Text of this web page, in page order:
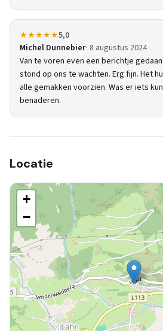
★★★★★5,0
Michel Dunnebier 8 augustus 2024
Van te voren even een berichtje
stond op ons te wachten. Erg fijn. Het
alle gemakken voorzien. Was er iets
benaderen.
Locatie
+
−